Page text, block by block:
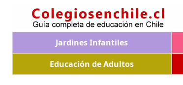
Jardines Infantiles
Educación de Adultos